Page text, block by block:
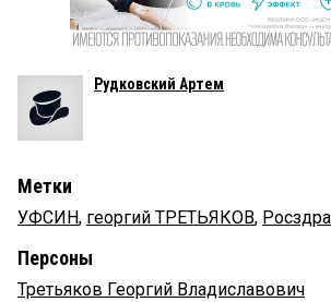
Рудковский Артем
Метки
УФСИН, георгий ТРЕТЬЯКОВ,
Персоны
Третьяков Георгий Владиславович